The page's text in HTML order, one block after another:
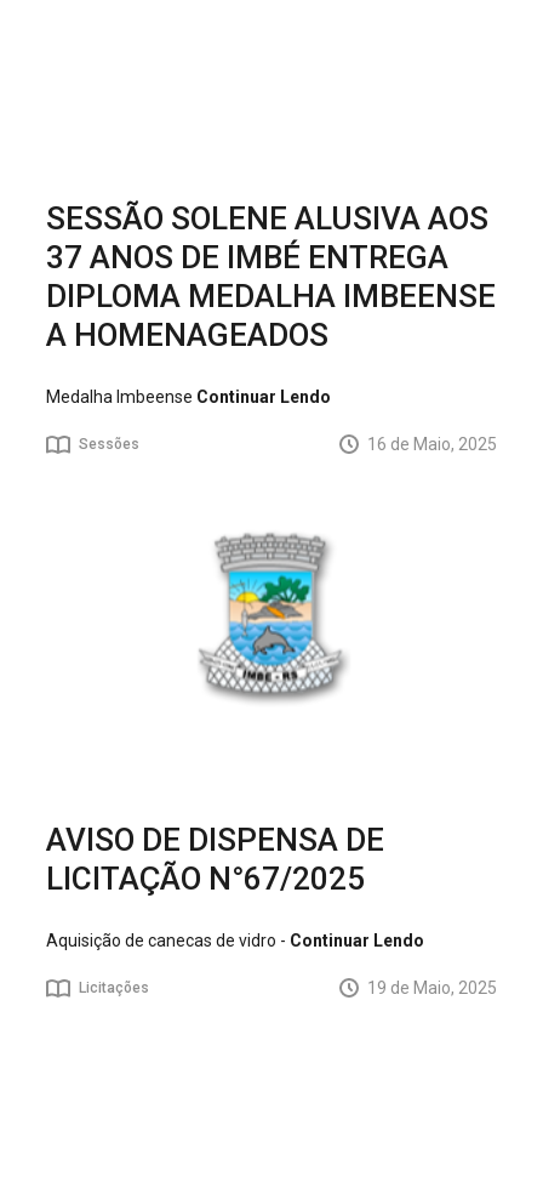
SESSÃO SOLENE ALUSIVA AOS
37 ANOS DE IMBÉ ENTREGA
DIPLOMA MEDALHA IMBEENSE
A HOMENAGEADOS
Medalha Imbeense Continuar Lendo
Sessões 16 de Maio, 2025
AVISO DE DISPENSA DE
LICITAÇÃO N°67/2025
Aquisição de canecas de vidro - Continuar Lendo
Licitações 19 de Maio, 2025